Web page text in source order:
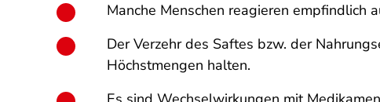
Manche Menschen reagieren empfindlich
Der Verzehr des Saftes bzw. der
Höchstmengen halten.